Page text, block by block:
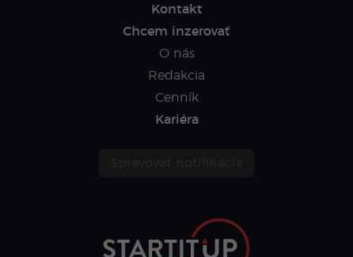
Kontakt
Chcem inzerovať
O nás
Redakcia
Cenník
Kariéra